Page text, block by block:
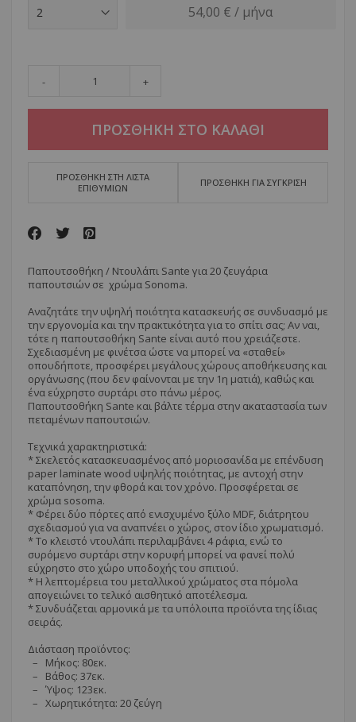
54,00 € / μήνα
- +
ΠΡΟΣΘΗΚΗ ΣΤΟ ΚΑΛΑΘΙ
ΠΡΟΣΘΗΚΗ ΣΤΗ ΛΙΣΤΑ
ΕΠΙΘΥΜΙΩΝ
ΠΡΟΣΘΗΚΗ ΓΙΑ ΣΥΓΚΡΙΣΗ
Παπουτσοθήκη / Ντουλάπι Sante για 20 ζευγάρια
παπουτσιών σε χρώμα Sonoma.
Αναζητάτε την υψηλή ποιότητα κατασκευής σε συνδυασμό με
την εργονομία και την πρακτικότητα για το σπίτι σας; Αν ναι,
τότε η παπουτσοθήκη Sante είναι αυτό που χρειάζεστε.
Σχεδιασμένη με φινέτσα ώστε να μπορεί να «σταθεί»
οπουδήποτε, προσφέρει μεγάλους χώρους αποθήκευσης και
οργάνωσης (που δεν φαίνονται με την 1η ματιά), καθώς και
ένα εύχρηστο συρτάρι στο πάνω μέρος.
Παπουτσοθήκη Sante και βάλτε τέρμα στην ακαταστασία των
πεταμένων παπουτσιών.
Τεχνικά χαρακτηριστικά:
* Σκελετός κατασκευασμένος από μοριοσανίδα με επένδυση
paper laminate wood υψηλής ποιότητας, με αντοχή στην
καταπόνηση, την φθορά και τον χρόνο. Προσφέρεται σε
χρώμα sosoma.
* Φέρει δύο πόρτες από ενισχυμένο ξύλο ΜDF, διάτρητου
σχεδιασμού για να αναπνέει ο χώρος, στον ίδιο χρωματισμό.
* Το κλειστό ντουλάπι περιλαμβάνει 4 ράφια, ενώ το
συρόμενο συρτάρι στην κορυφή μπορεί να φανεί πολύ
εύχρηστο στο χώρο υποδοχής του σπιτιού.
* Η λεπτομέρεια του μεταλλικού χρώματος στα πόμολα
απογειώνει το τελικό αισθητικό αποτέλεσμα.
* Συνδυάζεται αρμονικά με τα υπόλοιπα προϊόντα της ίδιας
σειράς.
Διάσταση προϊόντος:
– Μήκος: 80εκ.
– Βάθος: 37εκ.
– Ύψος: 123εκ.
– Χωρητικότητα: 20 ζεύγη